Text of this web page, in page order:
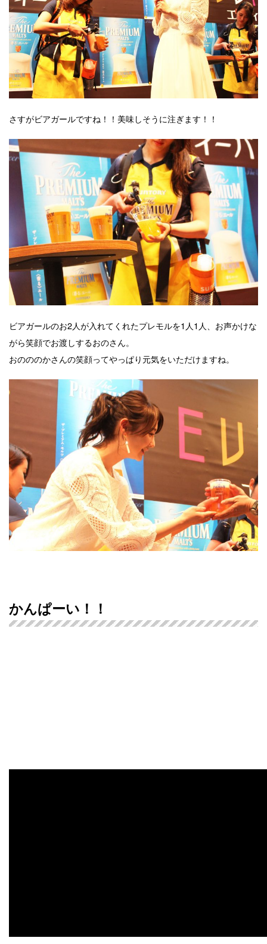
さすがビアガールですね！！美味しそうに注ぎます！！
ビアガールのお2人が入れてくれたプレモルを1人1人、お声かけな
がら笑顔でお渡しするおのさん。
おのののかさんの笑顔ってやっぱり元気をいただけますね。
かんぱーい！！